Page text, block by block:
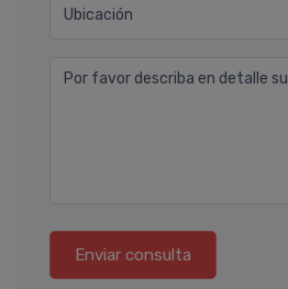
Ubicación
Por favor describa en detalle
Enviar consulta